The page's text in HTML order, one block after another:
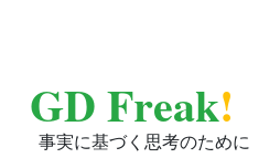
GD Freak!
事実に基づく思考のために